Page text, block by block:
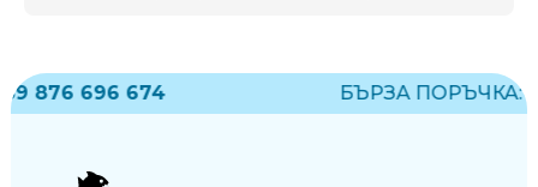
876 696 674 БЪРЗА ПОРЪЧКА: